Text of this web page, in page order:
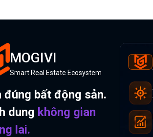
MOGIVI
Smart Real Estate Ecosystem
đúng bất động sản.
dung không gian
lai.